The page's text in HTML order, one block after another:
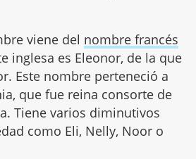
viene del nombre francés
inglesa es Eleonor, de la que
Este nombre perteneció a
que fue reina consorte de
Tiene varios diminutivos
como Eli, Nelly, Noor o